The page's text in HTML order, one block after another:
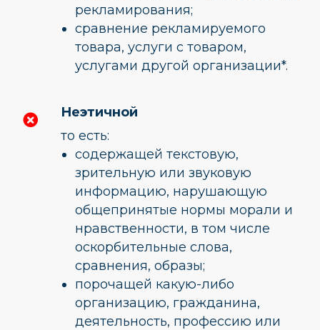
рекламирования;
сравнение рекламируемого
товара, услуги с товаром,
услугами другой организации*.
Неэтичной
то есть:
содержащей текстовую,
зрительную или звуковую
информацию, нарушающую
общепринятые нормы морали и
нравственности, в том числе
оскорбительные слова,
сравнения, образы;
порочащей какую-либо
организацию, гражданина,
деятельность, профессию или